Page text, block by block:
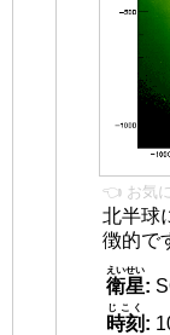
👈 お気
北半球
徴的で
衛星
えいせい
:
時刻
じこく
: